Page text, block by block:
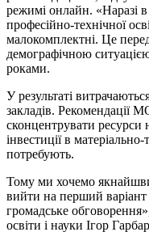
режимі онлайн. «Наразі
професійно-технічної
малокомплектні. Це
демографічною
роками.
У результаті
закладів. Рекомендації
сконцентрувати ресурси
інвестиції в
потребують.
Тому ми хочемо
вийти на перший
громадське
освіти і науки Ігор